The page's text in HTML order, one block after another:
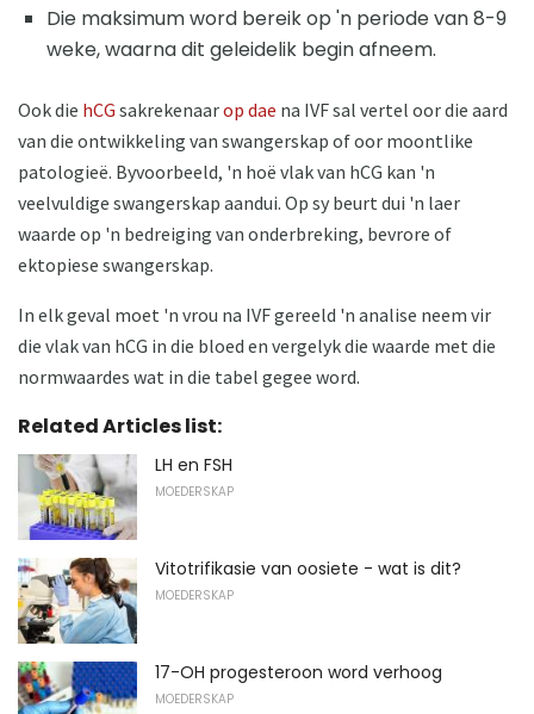
Die maksimum word bereik op 'n periode van 8-9
weke, waarna dit geleidelik begin afneem.
Ook die hCG sakrekenaarop dae na IVF sal vertel oor die aard
van die ontwikkeling van swangerskap of oor moontlike
patologieë. Byvoorbeeld, 'n hoë vlak van hCG kan 'n
veelvuldige swangerskap aandui. Op sy beurt dui 'n laer
waarde op 'n bedreiging van onderbreking, bevrore of
ektopiese swangerskap.
In elk geval moet 'n vrou na IVF gereeld 'n analise neem vir
die vlak van hCG in die bloed en vergelyk die waarde met die
normwaardes wat in die tabel gegee word.
Related Articles list:
LH en FSH
MOEDERSKAP
Vitotrifikasie van oosiete - wat is dit?
MOEDERSKAP
17-OH progesteroon word verhoog
MOEDERSKAP